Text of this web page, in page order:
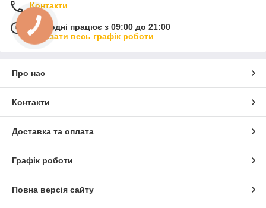
Контакти
Сьогодні працює з 09:00 до 21:00
Показати весь графік роботи
Про нас
Контакти
Доставка та оплата
Графік роботи
Повна версія сайту